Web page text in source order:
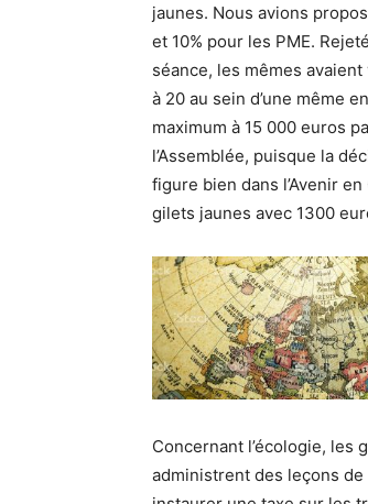
jaunes. Nous avions
et 10% pour les PME.
séance, les mêmes
à 20 au sein d’une même
maximum à 15 000 euros
l’Assemblée, puisque la
figure bien dans l’Avenir
gilets jaunes avec 1300
Concernant l’écologie, les
administrent des leçons